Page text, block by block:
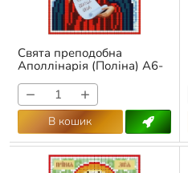
Свята преподобна
Аполлінарія (Поліна) А6-
− +
В кошик